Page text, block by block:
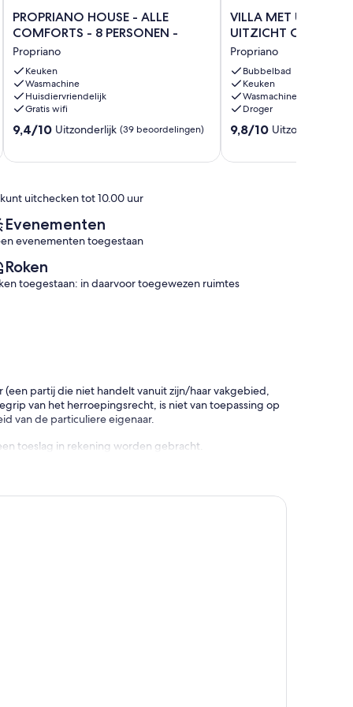
PROPRIANO
HOUSE
ALLE
COMFORTS
-
8
PERSONEN
-
PROPRIANO HOUSE - ALLE
COMFORTS - 8 PERSONEN -
Propriano
Keuken
Wasmachine
Huisdiervriendelijk
Gratis wifi
9.4
beoordelingen)
9,4/10 Uitzonderlijk (39 beoordelingen)
VILLA
MET
UITZICHT
OP
DE
ZEE
Propriano
VILLA MET
UITZICHT OP DE ZEE
Propriano
Bubbelbad
Keuken
Wasmachine
Droger
9.8
9,8/10 Uitzonderlijk
uitchecken tot 10.00 uur
Evenementen
evenementen toegestaan
Roken
toegestaan: in daarvoor toegewezen ruimtes
partij die niet handelt vanuit zijn/haar vakgebied,
van het herroepingsrecht, is niet van toepassing op
van de particuliere eigenaar.
toeslag in rekening worden gebracht.